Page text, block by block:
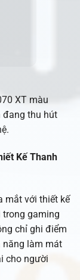
XT màu
đang thu hút
Kế Thanh
mắt với thiết kế
gaming
chỉ ghi điểm
năng làm mát
cho người